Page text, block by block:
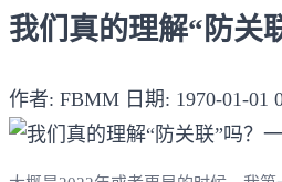
我们真的理解“防关
作者: FBMM 日期: 1970-01-01